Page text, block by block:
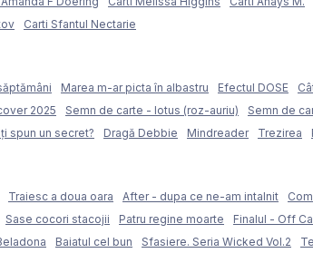
Carti Sfantul Nectarie
Marea m-ar picta în albastru Efectul DOSE
2025 Semn de carte - lotus (roz-auriu) Semn de
spun un secret? Dragă Debbie Mindreader Trezirea
Traiesc a doua oara After - dupa ce ne-am intalnit
Sase cocori stacojii Patru regine moarte Finalul - Off
Baiatul cel bun Sfasiere. Seria Wicked Vol.2